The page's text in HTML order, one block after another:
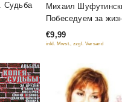
Судьба
5
Михаил
Побеседуем за
€9,99
inkl. Mwst., zzgl. Versand